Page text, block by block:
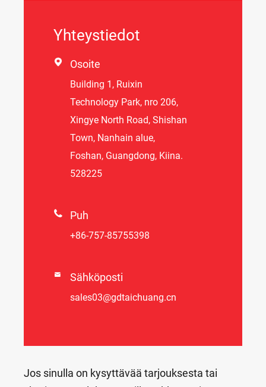
Yhteystiedot
 Osoite
Building 1, Ruixin
Technology Park, nro 206,
Xingye North Road, Shishan
Town, Nanhain alue,
Foshan, Guangdong, Kiina.
528225
 Puh
+86-757-85755398
 Sähköposti
sales03@gdtaichuang.cn
Jos sinulla on kysyttävää tarjouksesta tai